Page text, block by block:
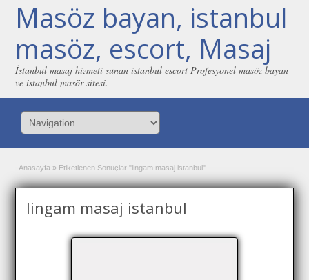
Masöz bayan, istanbul
masöz, escort, Masaj
İstanbul masaj hizmeti sunan istanbul escort Profesyonel masöz bayan
ve istanbul masör sitesi.
Anasayfa » Etiketlenen Sonuçlar "lingam masaj istanbul"
lingam masaj istanbul